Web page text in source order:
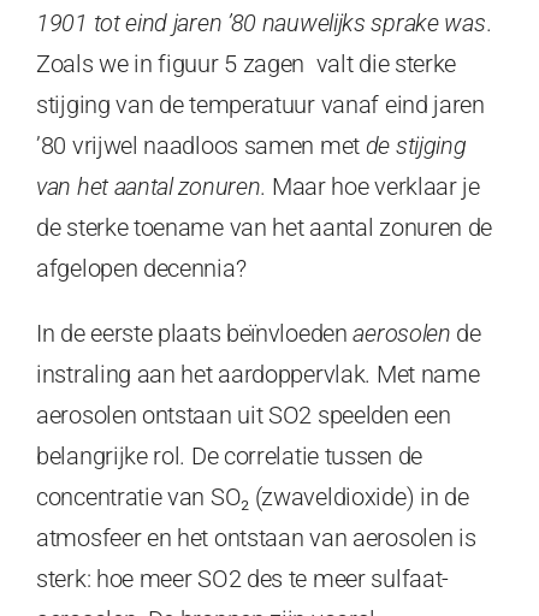
1901 tot eind jaren ’80 nauwelijks sprake was.
Zoals we in figuur 5 zagen valt die sterke
stijging van de temperatuur vanaf eind jaren
’80 vrijwel naadloos samen met de stijging
van het aantal zonuren. Maar hoe verklaar je
de sterke toename van het aantal zonuren de
afgelopen decennia?
In de eerste plaats beïnvloedenaerosolen de
instraling aan het aardoppervlak. Met name
aerosolen ontstaan uit SO2 speelden een
belangrijke rol. De correlatie tussen de
concentratie van SO₂ (zwaveldioxide) in de
atmosfeer en het ontstaan van aerosolen is
sterk: hoe meer SO2 des te meer sulfaat-